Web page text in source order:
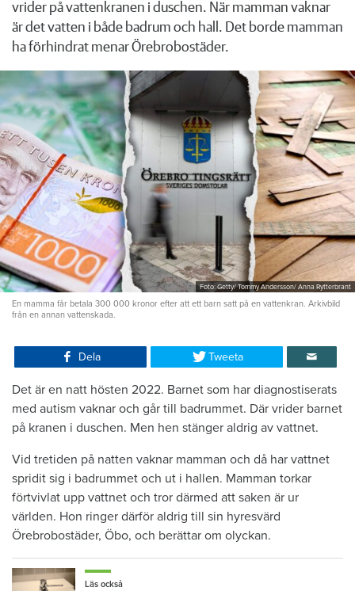
vrider på vattenkranen i duschen. När mamman vaknar
är det vatten i både badrum och hall. Det borde mamman
ha förhindrat menar Örebrobostäder.
Foto: Getty/ Tommy Andersson/ Anna Rytterbrant
En mamma får betala 300 000 kronor efter att ett barn satt på en vattenkran. Arkivbild
från en annan vattenskada.
Dela Tweeta
Det är en natt hösten 2022. Barnet som har diagnostiserats
med autism vaknar och går till badrummet. Där vrider barnet
på kranen i duschen. Men hen stänger aldrig av vattnet.
Vid tretiden på natten vaknar mamman och då har vattnet
spridit sig i badrummet och ut i hallen. Mamman torkar
förtvivlat upp vattnet och tror därmed att saken är ur
världen. Hon ringer därför aldrig till sin hyresvärd
Örebrobostäder, Öbo, och berättar om olyckan.
Läs också